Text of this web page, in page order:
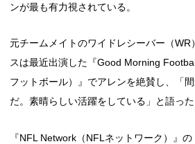
ンが最も有力視されている。
元チームメイトのワイドレシーバー（
スは最近出演した『Good Morning
フットボール）』でアレンを絶賛し、「
だ。素晴らしい活躍をしている」と語った
『NFL Network（NFLネットワーク）』